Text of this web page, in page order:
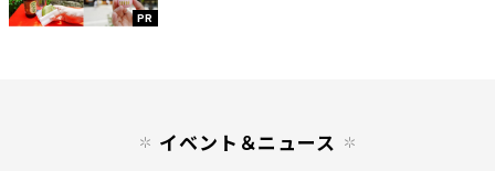
PR
イベント＆ニュース